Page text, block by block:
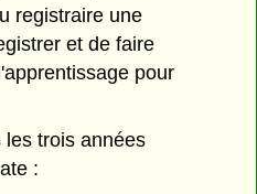
registraire une
et de faire
pour
trois années
: